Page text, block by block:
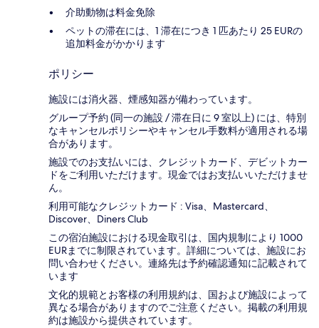
介助動物は料金免除
ペットの滞在には、1 滞在につき 1 匹あたり 25 EURの
追加料金がかかります
ポリシー
施設には消火器、煙感知器が備わっています。
グループ予約 (同一の施設 / 滞在日に 9 室以上) には、特別
なキャンセルポリシーやキャンセル手数料が適用される場
合があります。
施設でのお支払いには、クレジットカード、デビットカー
ドをご利用いただけます。現金ではお支払いいただけませ
ん。
利用可能なクレジットカード : Visa、Mastercard、
Discover、Diners Club
この宿泊施設における現金取引は、国内規制により 1000
EURまでに制限されています。詳細については、施設にお
問い合わせください。連絡先は予約確認通知に記載されて
います
文化的規範とお客様の利用規約は、国および施設によって
異なる場合がありますのでご注意ください。掲載の利用規
約は施設から提供されています。